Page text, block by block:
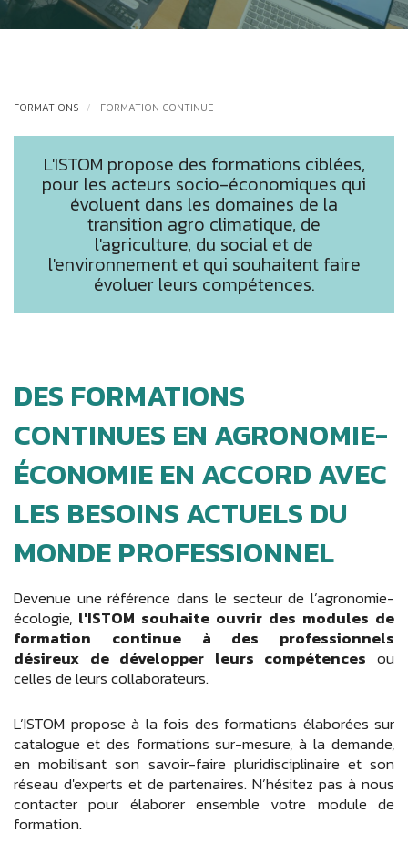
FORMATIONS FORMATION CONTINUE
L'ISTOM propose des formations ciblées,
pour les acteurs socio-économiques qui
évoluent dans les domaines de la
transition agro climatique, de
l'agriculture, du social et de
l'environnement et qui souhaitent faire
évoluer leurs compétences.
DES FORMATIONS
CONTINUES EN AGRONOMIE-
ÉCONOMIE EN ACCORD AVEC
LES BESOINS ACTUELS DU
MONDE PROFESSIONNEL
Devenue une référence dans le secteur de l’agronomie-
écologie, l'ISTOM souhaite ouvrir des modules de
formation continue à des professionnels
désireux de développer leurs compétences ou
celles de leurs collaborateurs.
L’ISTOM propose à la fois des formations élaborées sur
catalogue et des formations sur-mesure, à la demande,
en mobilisant son savoir-faire pluridisciplinaire et son
réseau d'experts et de partenaires. N’hésitez pas à nous
contacter pour élaborer ensemble votre module de
formation.